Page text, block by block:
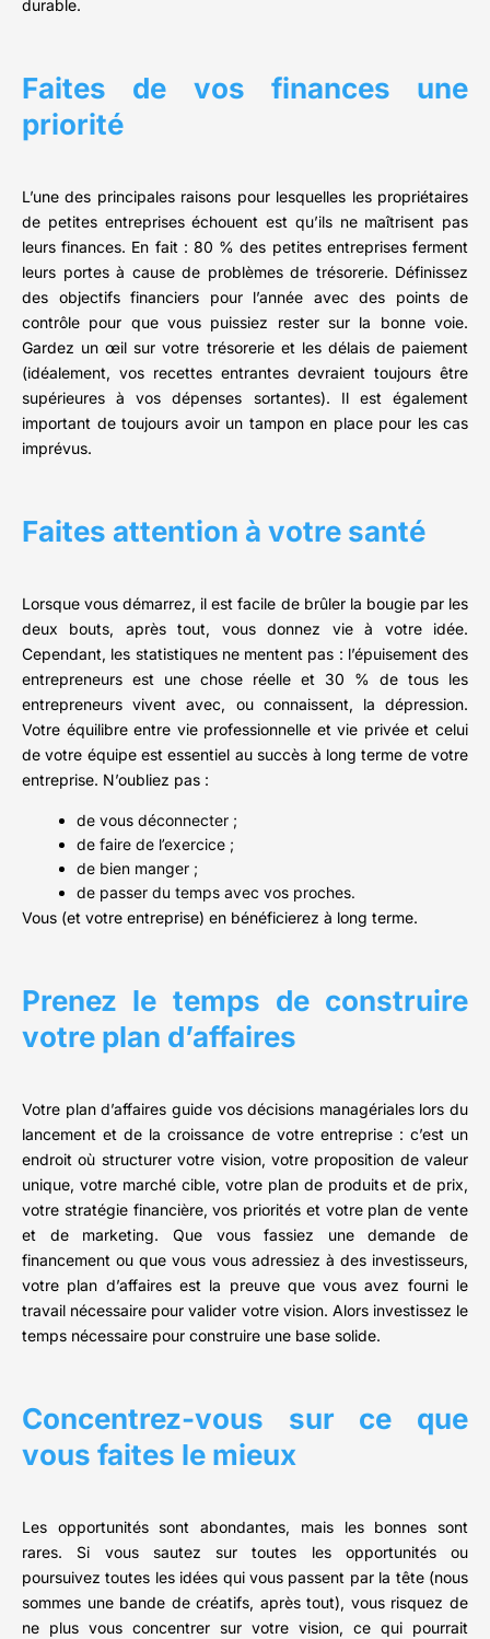
durable.
Faites de vos finances une
priorité
L’une des principales raisons pour lesquelles les propriétaires
de petites entreprises échouent est qu’ils ne maîtrisent pas
leurs finances. En fait : 80 % des petites entreprises ferment
leurs portes à cause de problèmes de trésorerie. Définissez
des objectifs financiers pour l’année avec des points de
contrôle pour que vous puissiez rester sur la bonne voie.
Gardez un œil sur votre trésorerie et les délais de paiement
(idéalement, vos recettes entrantes devraient toujours être
supérieures à vos dépenses sortantes). Il est également
important de toujours avoir un tampon en place pour les cas
imprévus.
Faites attention à votre santé
Lorsque vous démarrez, il est facile de brûler la bougie par les
deux bouts, après tout, vous donnez vie à votre idée.
Cependant, les statistiques ne mentent pas : l’épuisement des
entrepreneurs est une chose réelle et 30 % de tous les
entrepreneurs vivent avec, ou connaissent, la dépression.
Votre équilibre entre vie professionnelle et vie privée et celui
de votre équipe est essentiel au succès à long terme de votre
entreprise. N’oubliez pas :
de vous déconnecter ;
de faire de l’exercice ;
de bien manger ;
de passer du temps avec vos proches.
Vous (et votre entreprise) en bénéficierez à long terme.
Prenez le temps de construire
votre plan d’affaires
Votre plan d’affaires guide vos décisions managériales lors du
lancement et de la croissance de votre entreprise : c’est un
endroit où structurer votre vision, votre proposition de valeur
unique, votre marché cible, votre plan de produits et de prix,
votre stratégie financière, vos priorités et votre plan de vente
et de marketing. Que vous fassiez une demande de
financement ou que vous vous adressiez à des investisseurs,
votre plan d’affaires est la preuve que vous avez fourni le
travail nécessaire pour valider votre vision. Alors investissez le
temps nécessaire pour construire une base solide.
Concentrez-vous sur ce que
vous faites le mieux
Les opportunités sont abondantes, mais les bonnes sont
rares. Si vous sautez sur toutes les opportunités ou
poursuivez toutes les idées qui vous passent par la tête (nous
sommes une bande de créatifs, après tout), vous risquez de
ne plus vous concentrer sur votre vision, ce qui pourrait